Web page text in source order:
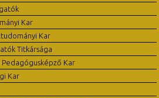
Kar
Kar
Titkársága
Pedagógusképző Kar
Kar